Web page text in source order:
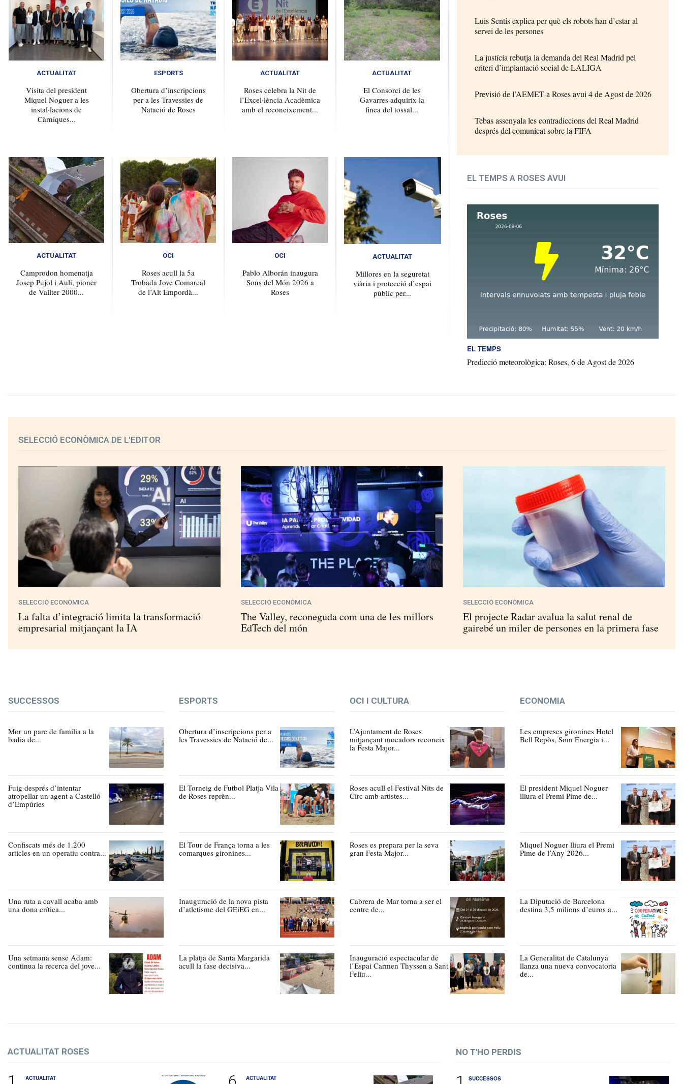
ACTUALITAT
Visita del president
Miquel Noguer a les
instal·lacions de
Càrniques...
ESPORTS
Obertura d’inscripcions
per a les Travessies de
Natació de Roses
ACTUALITAT
Roses celebra la Nit de
l’Excel·lència Acadèmica
amb el reconeixement...
ACTUALITAT
El Consorci de les
Gavarres adquirix la
finca del tossal...
ACTUALITAT
Camprodon homenatja
Josep Pujol i Aulí, pioner
de Vallter 2000...
OCI
Roses acull la 5a
Trobada Jove Comarcal
de l’Alt Empordà...
OCI
Pablo Alborán inaugura
Sons del Món 2026 a
Roses
ACTUALITAT
Millores en la seguretat
viària i protecció d’espai
públic per...
Luis Sentis explica per què els robots han d’estar al
servei de les persones
La justícia rebutja la demanda del Real Madrid pel
criteri d’implantació social de LALIGA
Previsió de l’AEMET a Roses avui 4 de Agost de 2026
Tebas assenyala les contradiccions del Real Madrid
després del comunicat sobre la FIFA
EL TEMPS A ROSES AVUI
EL TEMPS
Predicció meteorològica: Roses, 6 de Agost de 2026
SELECCIÓ ECONÒMICA DE L'EDITOR
SELECCIÓ ECONÒMICA
La falta d’integració limita la transformació
empresarial mitjançant la IA
SELECCIÓ ECONÒMICA
The Valley, reconeguda com una de les millors
EdTech del món
SELECCIÓ ECONÒMICA
El projecte Radar avalua la salut renal de
gairebé un miler de persones en la primera fase
SUCCESSOS
Mor un pare de família a la
badia de...
Fuig després d’intentar
atropellar un agent a Castelló
d’Empúries
Confiscats més de 1.200
articles en un operatiu contra...
Una ruta a cavall acaba amb
una dona crítica...
Una setmana sense Adam:
continua la recerca del jove...
ESPORTS
Obertura d’inscripcions per a
les Travessies de Natació de...
El Torneig de Futbol Platja Vila
de Roses reprèn...
El Tour de França torna a les
comarques gironines...
Inauguració de la nova pista
d’atletisme del GEiEG en...
La platja de Santa Margarida
acull la fase decisiva...
OCI I CULTURA
L’Ajuntament de Roses
mitjançant mocadors reconeix
la Festa Major...
Roses acull el Festival Nits de
Circ amb artistes...
Roses es prepara per la seva
gran Festa Major...
Cabrera de Mar torna a ser el
centre de...
Inauguració espectacular de
l’Espai Carmen Thyssen a Sant
Feliu...
ECONOMIA
Les empreses gironines Hotel
Bell Repòs, Som Energia i...
El president Miquel Noguer
lliura el Premi Pime de...
Miquel Noguer lliura el Premi
Pime de l’Any 2026...
La Diputació de Barcelona
destina 3,5 milions d’euros a...
La Generalitat de Catalunya
llanza una nueva convocatoria
de...
ACTUALITAT ROSES
ACTUALITAT ACTUALITAT
NO T'HO PERDIS
SUCCESSOS